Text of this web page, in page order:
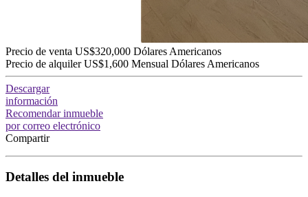
Precio de venta US$320,000 Dólares Americanos
Precio de alquilerUS$1,600 Mensual Dólares Americanos
Descargar
información
Recomendar inmueble
por correo electrónico
Compartir
Detalles del inmueble